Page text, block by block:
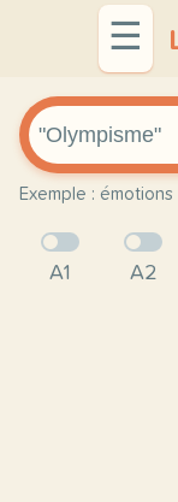
☰
Exemple :
A1 A2